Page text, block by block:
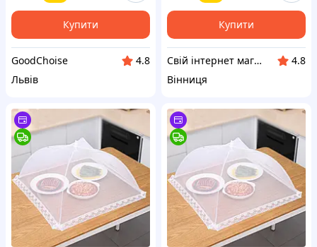
Купити
GoodChoise
4.8
Львів
Купити
Свій інтернет магазин
4.8
Вінниця